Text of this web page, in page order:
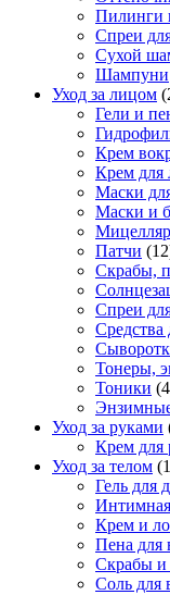
Пилинги
Спреи
Сухой
Шампуни
Уход за лицом
Гели и
Крем
Крем для
Маски
Маски и
Патчи
Скрабы,
Спреи
Тонеры,
Тоники
Уход за руками
Крем для
Уход за телом
Гель для
Крем и
Пена для
Скрабы и
Соль для